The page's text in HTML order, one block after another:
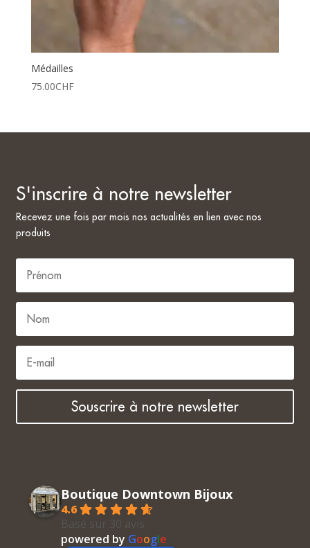
Médailles
75.00CHF
S'inscrire à notre newsletter
Recevez une fois par mois nos actualités en lien avec nos
produits
Souscrire à notre newsletter
Boutique Downtown Bijoux
4.6
Basé sur 30 avis
powered by Google